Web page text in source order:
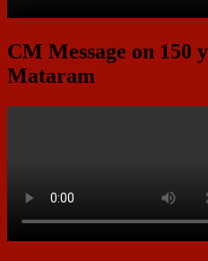
CM Message on 150
Mataram